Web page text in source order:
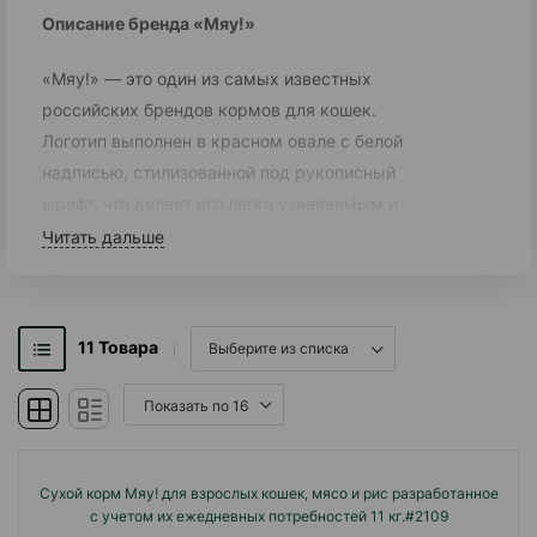
Описание бренда «Мяу!»
«Мяу!» — это один из самых известных
российских брендов кормов для кошек.
Логотип выполнен в красном овале с белой
надписью, стилизованной под рукописный
дружелюбным для потребителя.
радостью и общением с питомцем.
История и происхождение
производитель был зарегистрирован в2013
Читать дальше
11 Товара
Сухой корм Мяу! для взрослых кошек, мясо и рис разработанное
с учетом их ежедневных потребностей 11 кг.#2109